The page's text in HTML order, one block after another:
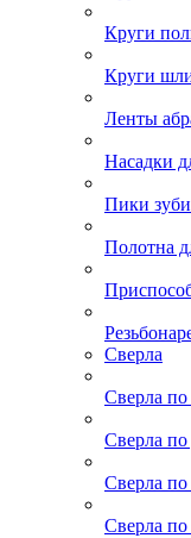
Круги
Круги
Ленты
Насадки
Пики
Полотна
Сверла
Сверла по
Сверла по
Сверла по
Сверла по